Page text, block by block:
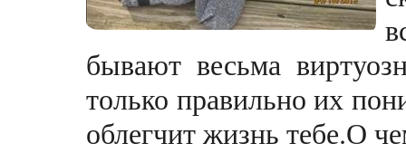
бывают весьма
только правильно их
облегчит жизнь тебе.О